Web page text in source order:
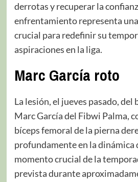
derrotas y recuperar la
enfrentamiento representa
crucial para redefinir su
aspiraciones en la liga.
Marc García roto
La lesión, el jueves pasado,
Marc García del Fibwi Palma,
bíceps femoral de la pierna
profundamente en la dinámica
momento crucial de la
prevista durante